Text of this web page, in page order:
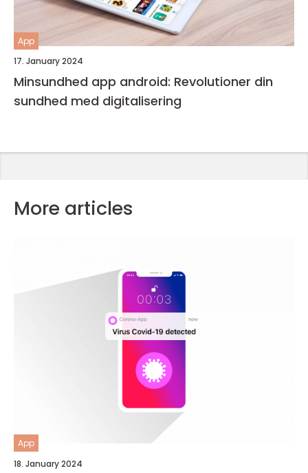
App
17. January 2024
Minsundhed app android: Revolutioner din
sundhed med digitalisering
More articles
App
18. January 2024